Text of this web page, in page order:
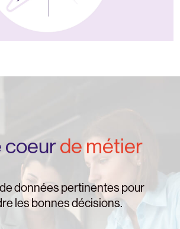
coeurde métier
données pertinentes pour
les bonnes décisions.